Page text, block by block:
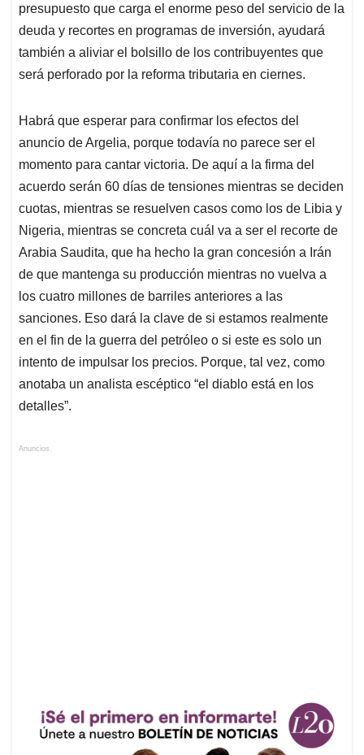
presupuesto que carga el enorme peso del servicio de la
deuda y recortes en programas de inversión, ayudará
también a aliviar el bolsillo de los contribuyentes que
será perforado por la reforma tributaria en ciernes.
Habrá que esperar para confirmar los efectos del
anuncio de Argelia, porque todavía no parece ser el
momento para cantar victoria. De aquí a la firma del
acuerdo serán 60 días de tensiones mientras se deciden
cuotas, mientras se resuelven casos como los de Libia y
Nigeria, mientras se concreta cuál va a ser el recorte de
Arabia Saudita, que ha hecho la gran concesión a Irán
de que mantenga su producción mientras no vuelva a
los cuatro millones de barriles anteriores a las
sanciones. Eso dará la clave de si estamos realmente
en el fin de la guerra del petróleo o si este es solo un
intento de impulsar los precios. Porque, tal vez, como
anotaba un analista escéptico “el diablo está en los
detalles”.
Anuncios.